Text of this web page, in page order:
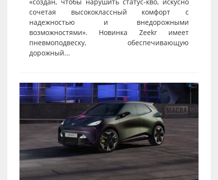
сочетая высококлассный комфорт с
надежностью и внедорожными
возможностями». Новинка Zeekr имеет
пневмоподвеску, обеспечивающую
дорожный...